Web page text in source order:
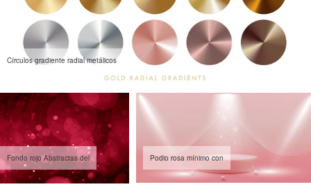
Círculos gradiente radial metálicos
Fondo rojo Abstractas del Podio rosa mínimo con